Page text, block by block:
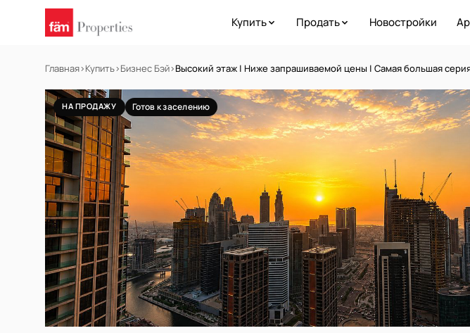
Купить Продать Новостройки
Главная›Купить›Бизнес Бэй›Высокий этаж | Ниже запрашиваемой цены | Самая большая
НА ПРОДАЖУ Готов к заселению